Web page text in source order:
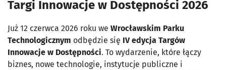
Targi Innowacje w Dostępności 2026
Już 12 czerwca 2026 roku we Wrocławskim Parku
Technologicznym odbędzie się IV edycja Targów
Innowacje w Dostępności. To wydarzenie, które łączy
biznes, nowe technologie, instytucje publiczne i